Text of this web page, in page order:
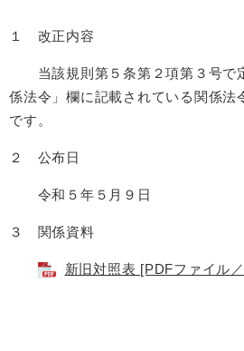
１ 改正内容
当該規則第５条第２項第３号で
係法令」欄に記載されている関係法
です。
２ 公布日
令和５年５月９日
３ 関係資料
新旧対照表 [PDFファイル